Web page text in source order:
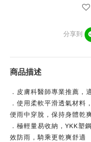
分享到
商品描述
． 皮膚科醫師專業推薦，
．使用 柔軟平滑透氣材料
便雨中穿脫，保持身體乾
．極輕量易收納，YKK塑
效防雨，騎乘更乾爽舒適